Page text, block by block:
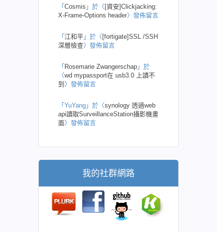
「 Cosmis 」於〈 [資安]Clickjacking:
X-Frame-Options header〉發佈留言
「 江和平 」於〈 [fortigate]SSL /SSH
深層檢查〉發佈留言
「 Rosemarie Zwangerschap 」於
〈wd mypassport在 usb3.0 上讀不
到 〉發佈留言
「 YuYang 」於〈synology 透過web
api讀取SurveillanceStation攝影機畫
面〉發佈留言
我的社群網路